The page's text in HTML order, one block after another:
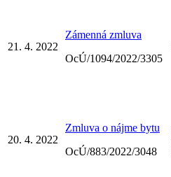
21. 4. 2022
Zámenná zmluva
OcÚ/1094/2022/3305
20. 4. 2022
Zmluva o nájme bytu
OcÚ/883/2022/3048